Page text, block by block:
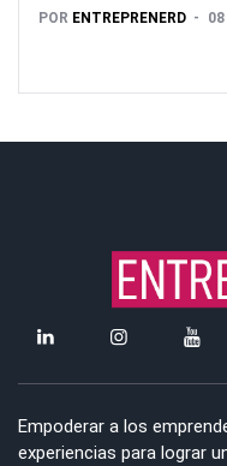
POR ENTREPRENERD
Empoderar a los
experiencias para lograr